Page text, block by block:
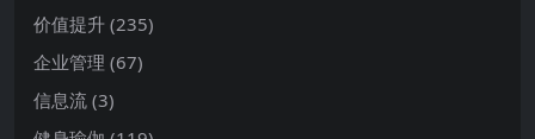
价值提升 (235)
企业管理 (67)
信息流 (3)